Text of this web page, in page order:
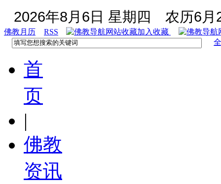
2026年8月6日 星期四 农历6月
佛教月历 RSS
加入收藏
首
页
|
佛教
资讯